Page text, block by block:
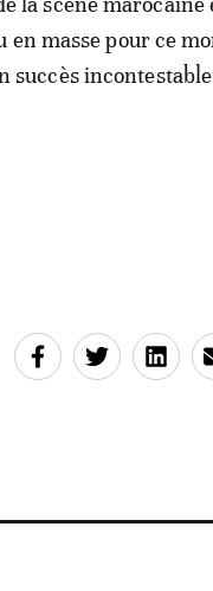
en masse pour ce
succès